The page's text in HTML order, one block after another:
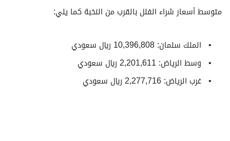
متوسط ​​أسعار شراء الفلل بالقرب من النخبة كما يلي:
الملك سلمان: 10,396,808 ريال سعودي
وسط الرياض: 2,201,611 ريال سعودي
غرب الرياض: 2,277,716 ريال سعودي